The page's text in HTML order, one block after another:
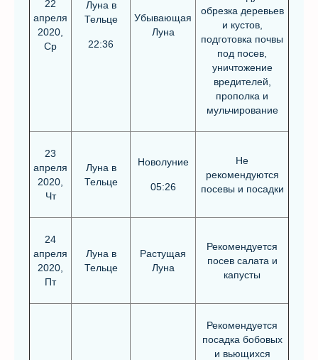
22
апреля
2020,
Ср
Луна в
Тельце
22:36
Убывающая
Луна
обрезка деревьев
и кустов,
подготовка почвы
под посев,
уничтожение
вредителей,
прополка и
мульчирование
23
апреля
2020,
Чт
Луна в
Тельце
Новолуние
05:26
Не
рекомендуются
посевы и посадки
24
апреля
2020,
Пт
Луна в
Тельце
Растущая
Луна
Рекомендуется
посев салата и
капусты
Рекомендуется
посадка бобовых
и вьющихся